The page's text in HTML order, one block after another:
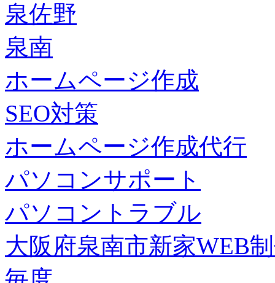
泉佐野
泉南
ホームページ作成
SEO対策
ホームページ作成代行
パソコンサポート
パソコントラブル
大阪府泉南市新家WEB